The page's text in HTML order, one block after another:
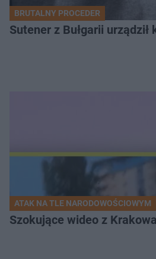
BRUTALNY PROCEDER
Sutener z Bułgarii
ATAK NA TLE NARODOWOŚCIOWYM
Szokujące wideo z